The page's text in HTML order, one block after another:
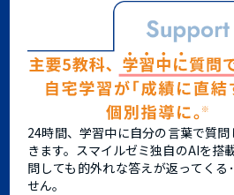
24時間、学習中に自分の言葉で質
きます。スマイルゼミ独自のAIを搭
問しても的外れな答えが返ってくる
せん。